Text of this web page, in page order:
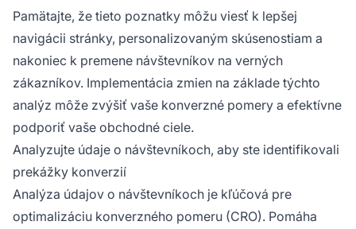
Pamätajte, že tieto poznatky môžu viesť k lepšej
navigácii stránky, personalizovaným skúsenostiam a
nakoniec k premene návštevníkov na verných
zákazníkov. Implementácia zmien na základe týchto
analýz môže zvýšiť vaše konverzné pomery a efektívne
podporiť vaše obchodné ciele.
Analyzujte údaje o návštevníkoch, aby ste identifikovali
prekážky konverzií
Analýza údajov o návštevníkoch je kľúčová pre
optimalizáciu konverzného pomeru (CRO). Pomáha